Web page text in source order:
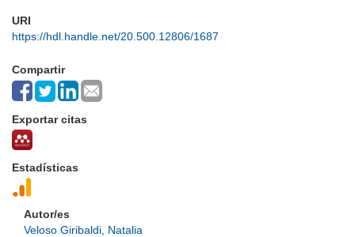
URI
https://hdl.handle.net/20.500.12806/1687
Compartir
Exportar citas
Estadísticas
Autor/es
Veloso Giribaldi, Natalia